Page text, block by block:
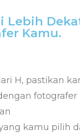
Lebih
Kamu.
H, pastikan
kamu pilih